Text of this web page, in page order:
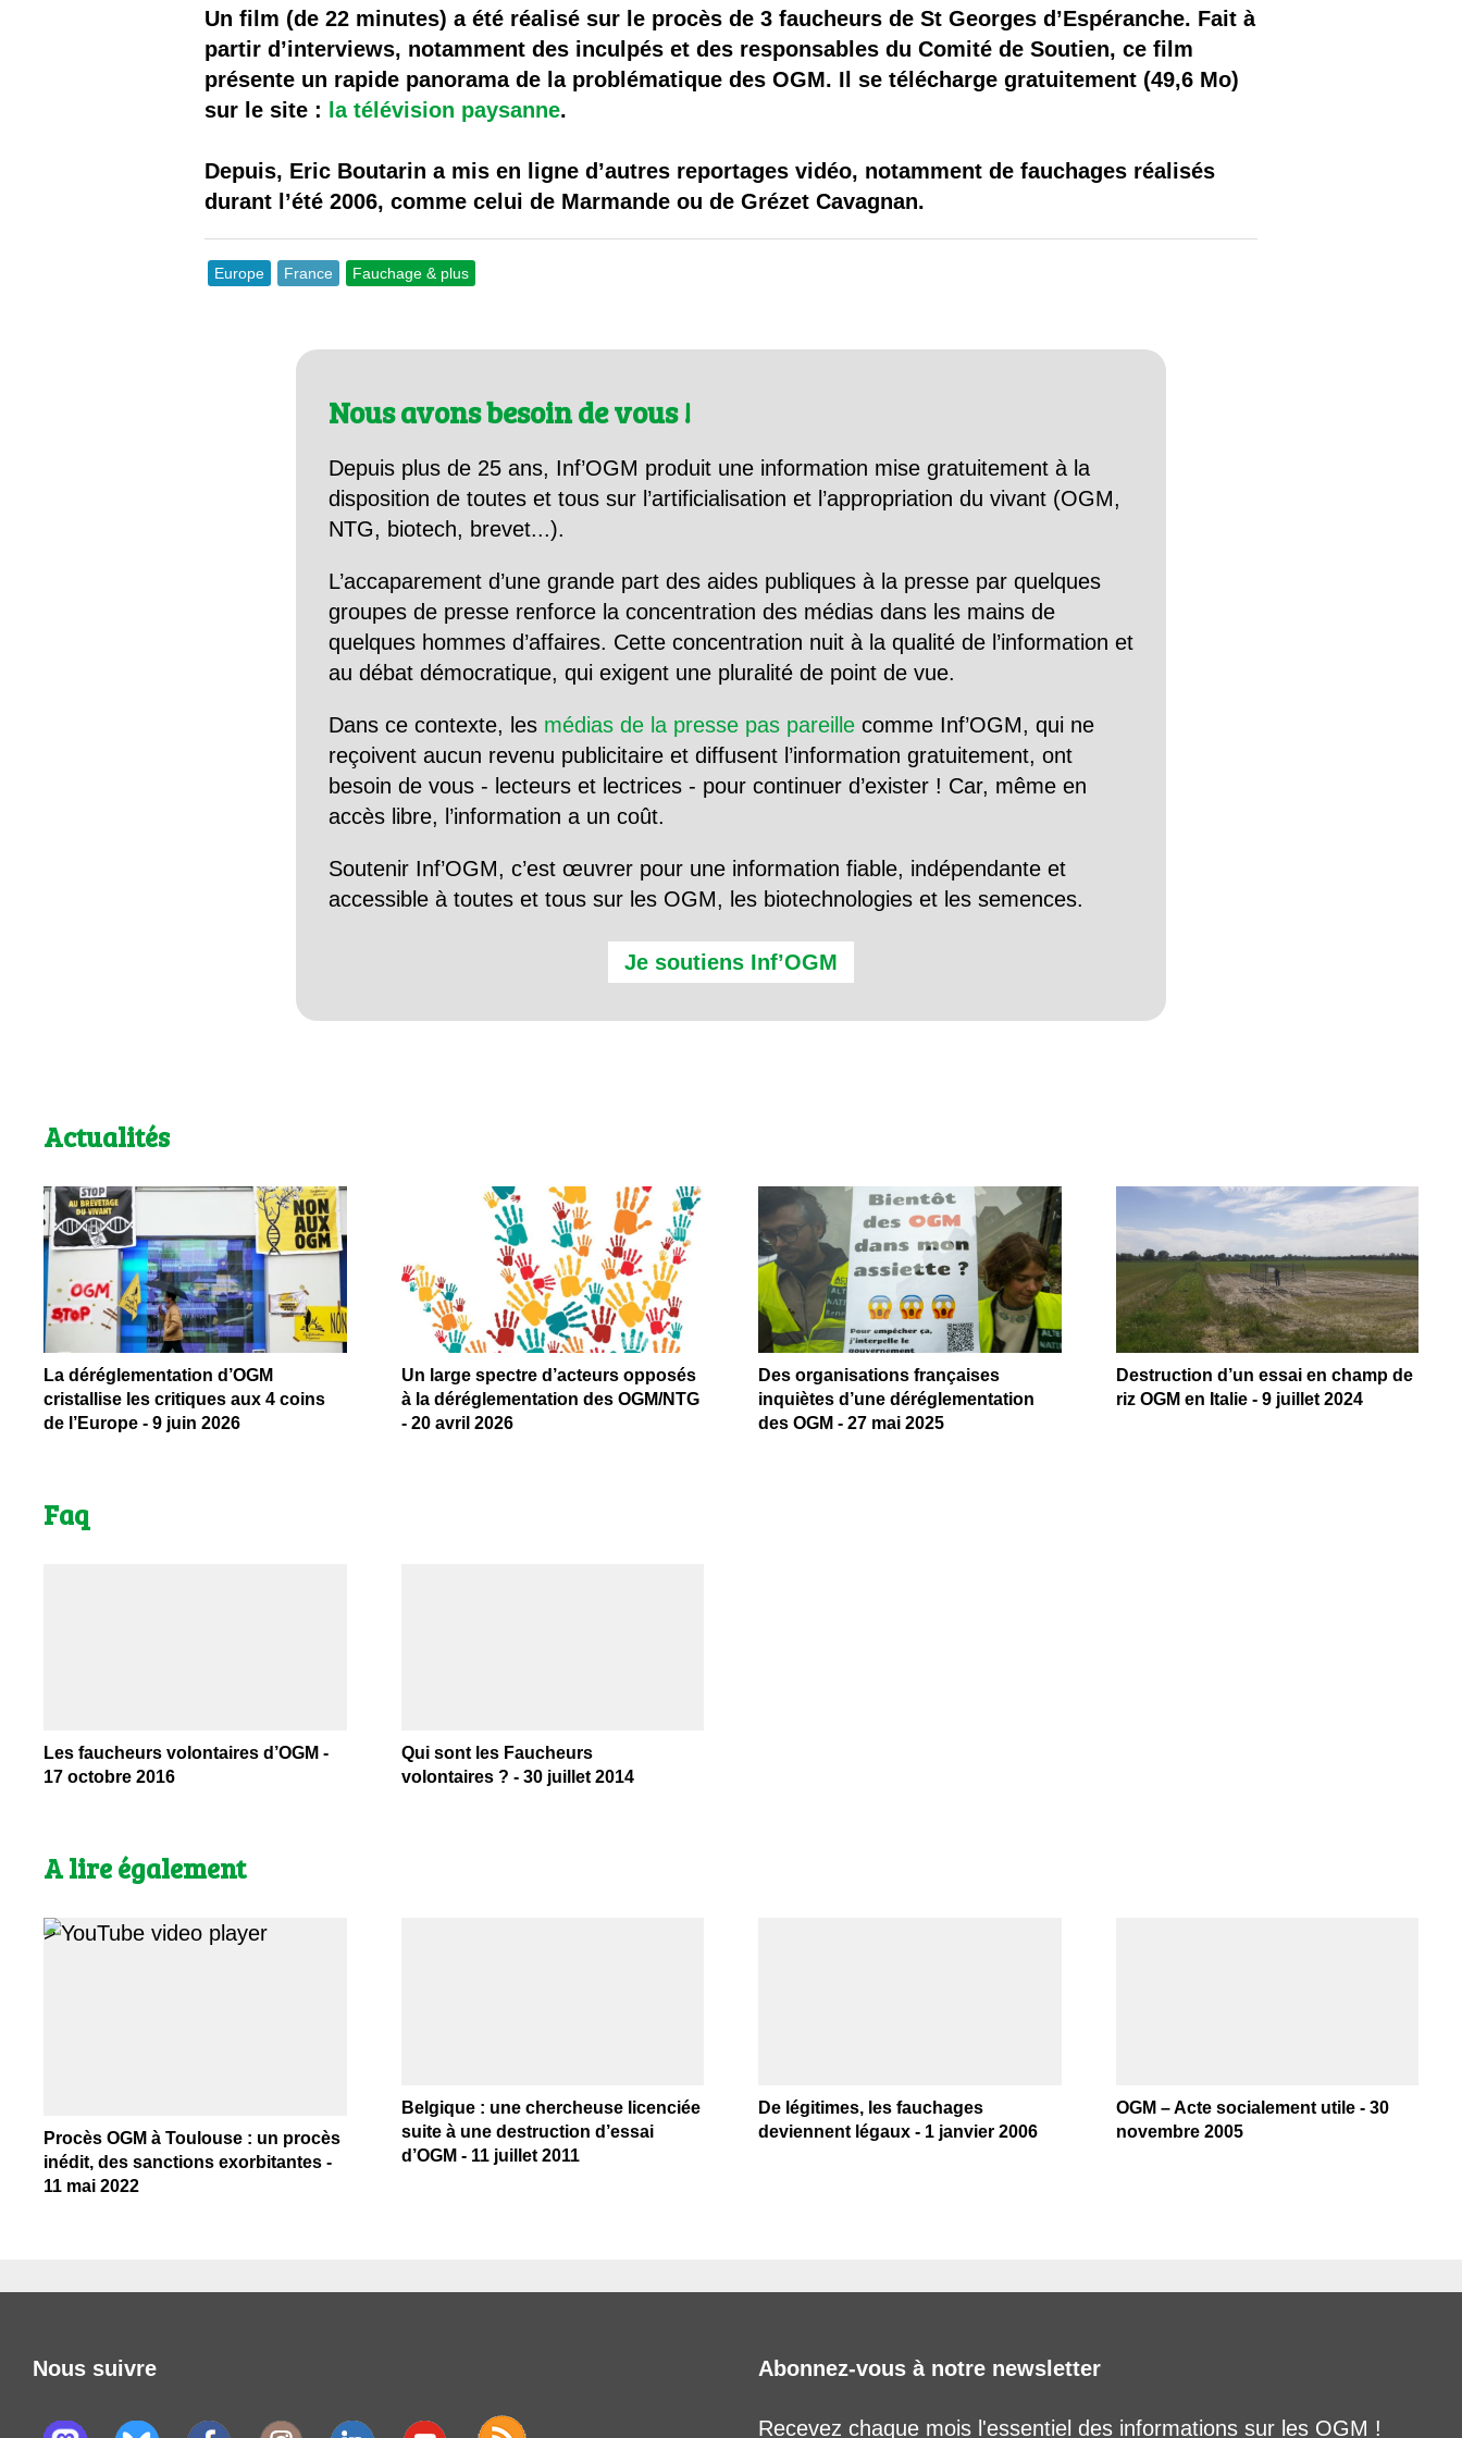
Il y a semence…. et semence
Quels sont les avantages et les inconvénients des OGM ?
Un film (de 22 minutes) a été réalisé sur le procès de 3 faucheurs de St Georges d’Espéranche. Fait à
partir d’interviews, notamment des inculpés et des responsables du Comité de Soutien, ce film
présente un rapide panorama de la problématique des OGM. Il se télécharge gratuitement (49,6 Mo)
sur le site :
la télévision paysanne.
Depuis, Eric Boutarin a mis en ligne d’autres reportages vidéo, notamment de fauchages réalisés
durant l’été 2006, comme celui de Marmande ou de Grézet Cavagnan.
Europe France Fauchage & plus
Nous avons besoin de vous !
Depuis plus de 25 ans, Inf’OGM produit une information mise gratuitement à la
disposition de toutes et tous sur l’artificialisation et l’appropriation du vivant (OGM,
NTG, biotech, brevet...).
L’accaparement d’une grande part des aides publiques à la presse par quelques
groupes de presse renforce la concentration des médias dans les mains de
quelques hommes d’affaires. Cette concentration nuit à la qualité de l’information et
au débat démocratique, qui exigent une pluralité de point de vue.
Dans ce contexte, les médias de la presse pas pareille comme Inf’OGM, qui ne
reçoivent aucun revenu publicitaire et diffusent l’information gratuitement, ont
besoin de vous - lecteurs et lectrices - pour continuer d’exister ! Car, même en
accès libre, l’information a un coût.
Soutenir Inf’OGM, c’est œuvrer pour une information fiable, indépendante et
accessible à toutes et tous sur les OGM, les biotechnologies et les semences.
Je soutiens Inf’OGM
Actualités
La déréglementation d’OGM
cristallise les critiques aux 4 coins
de l’Europe - 9 juin 2026
Un large spectre d’acteurs opposés
à la déréglementation des OGM/NTG
- 20 avril 2026
Des organisations françaises
inquiètes d’une déréglementation
des OGM - 27 mai 2025
Destruction d’un essai en champ de
riz OGM en Italie - 9 juillet 2024
Faq
Les faucheurs volontaires d’OGM -
17 octobre 2016
Qui sont les Faucheurs
volontaires ? - 30 juillet 2014
A lire également
>
Procès OGM à Toulouse : un procès
inédit, des sanctions exorbitantes -
11 mai 2022
Belgique : une chercheuse licenciée
suite à une destruction d’essai
d’OGM - 11 juillet 2011
De légitimes, les fauchages
deviennent légaux - 1 janvier 2006
OGM – Acte socialement utile - 30
novembre 2005
Nous suivre Abonnez-vous à notre newsletter
Recevez chaque mois l'essentiel des informations sur les OGM !